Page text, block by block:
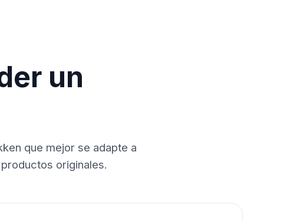
un
que mejor se adapte a
originales.